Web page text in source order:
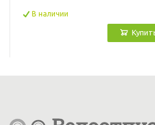
В наличии